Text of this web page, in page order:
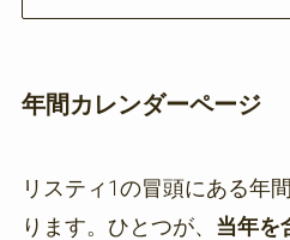
年間カレンダーページ
リスティ1の冒頭にある年
ります。ひとつが、 当年を